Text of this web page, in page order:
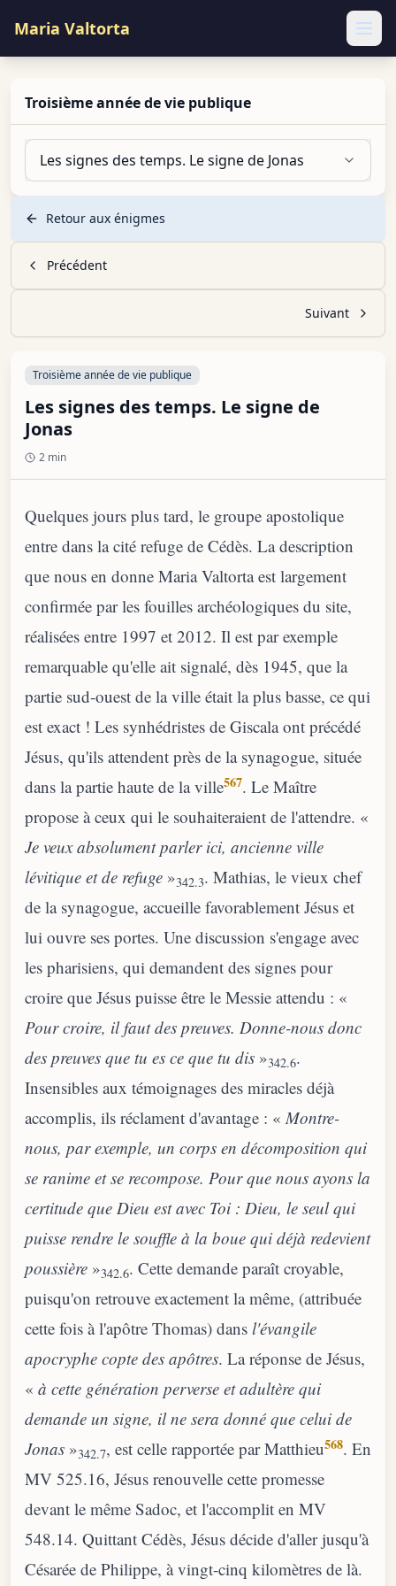
Maria Valtorta
Troisième année de vie publique
Les signes des temps. Le signe de Jonas
Retour aux énigmes
Précédent
Suivant
Troisième année de vie publique
Les signes des temps. Le signe de
Jonas
2 min
Quelques jours plus tard, le groupe apostolique
entre dans la cité refuge de Cédès. La description
que nous en donne Maria Valtorta est largement
confirmée par les fouilles archéologiques du site,
réalisées entre 1997 et 2012. Il est par exemple
remarquable qu'elle ait signalé, dès 1945, que la
partie sud-ouest de la ville était la plus basse, ce qui
est exact ! Les synhédristes de Giscala ont précédé
Jésus, qu'ils attendent près de la synagogue, située
dans la partie haute de la ville567. Le Maître
propose à ceux qui le souhaiteraient de l'attendre. «
Je veux absolument parler ici, ancienne ville
lévitique et de refuge »342.3. Mathias, le vieux chef
de la synagogue, accueille favorablement Jésus et
lui ouvre ses portes. Une discussion s'engage avec
les pharisiens, qui demandent des signes pour
croire que Jésus puisse être le Messie attendu : «
Pour croire, il faut des preuves. Donne-nous donc
des preuves que tu es ce que tu dis »342.6.
Insensibles aux témoignages des miracles déjà
accomplis, ils réclament d'avantage : «Montre-
nous, par exemple, un corps en décomposition qui
se ranime et se recompose. Pour que nous ayons la
certitude que Dieu est avec Toi : Dieu, le seul qui
puisse rendre le souffle à la boue qui déjà redevient
poussière »342.6. Cette demande paraît croyable,
puisqu'on retrouve exactement la même, (attribuée
cette fois à l'apôtre Thomas) dans l'évangile
apocryphe copte des apôtres. La réponse de Jésus,
« à cette génération perverse et adultère qui
demande un signe, il ne sera donné que celui de
Jonas »342.7, est celle rapportée par Matthieu568. En
MV 525.16, Jésus renouvelle cette promesse
devant le même Sadoc, et l'accomplit en MV
548.14. Quittant Cédès, Jésus décide d'aller jusqu'à
Césarée de Philippe, à vingt-cinq kilomètres de là.